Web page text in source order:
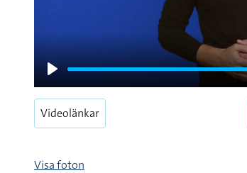
Play
Videolänkar
Visa foton